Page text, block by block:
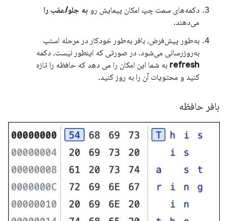
دکمه‌های سمت چپ امکان پیمایش رو به جلو/عقب را
می‌دهند.
به‌طور پیش‌فرض، بافر به‌طور خودکار در مرحله استپ
به‌روزرسانی می‌شود. در صورتی که اینطور نیست، دکمه
refresh به شما این امکان را می دهد که حافظه را تازه
کنید و محتویات آن را به روز کنید.
بافر حافظه